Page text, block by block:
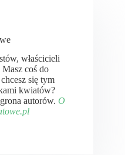
właścicieli
coś do
się tym
kwiatów?
autorów. O